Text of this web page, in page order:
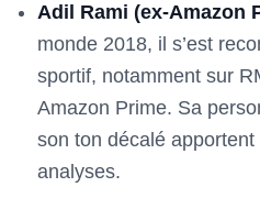
Adil Rami (ex-Amazon
monde 2018, il s’est
sportif, notamment sur
Amazon Prime. Sa
son ton décalé
analyses.